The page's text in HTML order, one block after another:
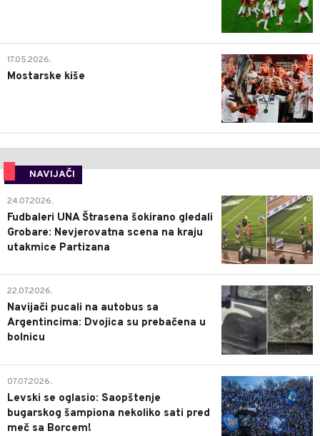
0
17.05.2026.
Mostarske kiše
NAVIJAČI
0
24.07.2026.
Fudbaleri UNA Štrasena šokirano gledali
Grobare: Nevjerovatna scena na kraju
utakmice Partizana
0
22.07.2026.
Navijači pucali na autobus sa
Argentincima: Dvojica su prebačena u
bolnicu
1
07.07.2026.
Levski se oglasio: Saopštenje
bugarskog šampiona nekoliko sati pred
meč sa Borcem!